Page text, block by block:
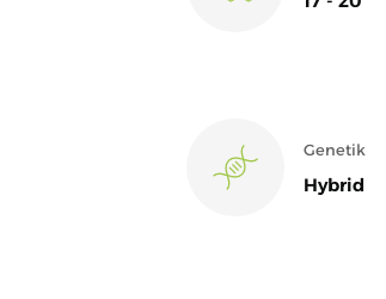
Genetik
Hybrid